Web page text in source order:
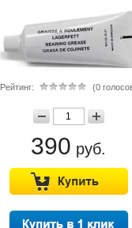
Рейтинг: (0
390 руб.